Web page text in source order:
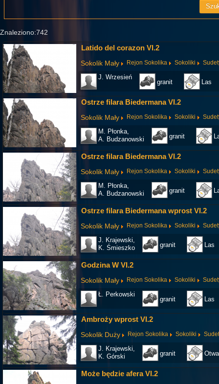
Znaleziono:742
Latido del corazon VI.2
Sokolik Mały Rejon Sokolika Sokoliki
J. Wrzesień
granit Las
Ostrze filara Biedermana VI.2
Sokolik Mały Rejon Sokolika Sokoliki
M. Płonka,
A. Budzanowski
granit
Ostrze filara Biedermana VI.2
Sokolik Mały Rejon Sokolika Sokoliki
M. Płonka,
A. Budzanowski
granit
Ostrze filara Biedermana wprost VI.2
Sokolik Mały Rejon Sokolika Sokoliki
J. Krajewski,
K. Śmieszko
granit Las
Godzina W VI.2
Sokolik Mały Rejon Sokolika Sokoliki
Ł. Perkowski
granit Las
Ambroży wprost VI.2
Sokolik Duży Rejon Sokolika Sokoliki
J. Krajewski,
K. Górski
granit
Może będzie afera VI.2